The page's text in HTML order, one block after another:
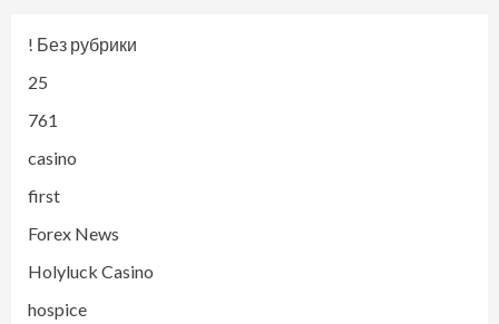
! Без рубрики
25
761
casino
first
Forex News
Holyluck Casino
hospice